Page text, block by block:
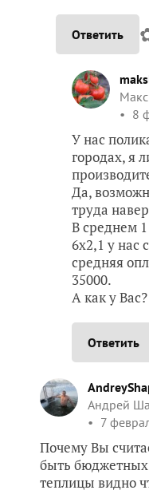
Ответить
8
У нас
городах, я
Да,
труда
В среднем 1
6х2,1 у нас
средняя
35000.
А как у Вас?
Ответить
Андрей
7
Почему Вы
быть
теплицы видно